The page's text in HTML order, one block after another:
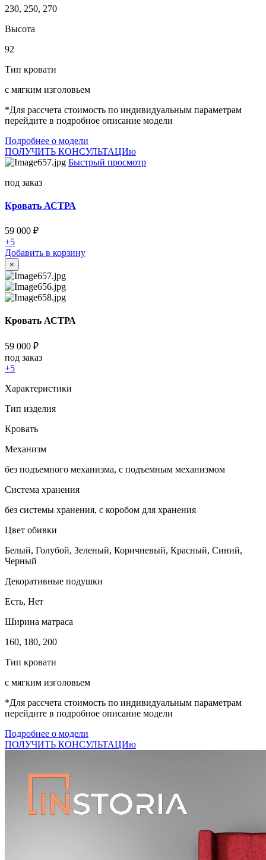
230, 250, 270
Высота
92
Тип кровати
с мягким изголовьем
*Для рассчета стоимость по индивидуальным параметрам
перейдите в подробное описание модели
Подробнее о модели
ПОЛУЧИТЬ КОНСУЛЬТАЦИю
Быстрый просмотр
под заказ
Кровать АСТРА
59 000 ₽
+5
Добавить в корзину
×
Кровать АСТРА
59 000 ₽
под заказ
+5
Характеристики
Тип изделия
Кровать
Механизм
без подъемного механизма, с подъемным механизмом
Система хранения
без системы хранения, с коробом для хранения
Цвет обивки
Белый, Голубой, Зеленый, Коричневый, Красный, Синий,
Черный
Декоративные подушки
Есть, Нет
Ширина матраса
160, 180, 200
Тип кровати
с мягким изголовьем
*Для рассчета стоимость по индивидуальным параметрам
перейдите в подробное описание модели
Подробнее о модели
ПОЛУЧИТЬ КОНСУЛЬТАЦИю